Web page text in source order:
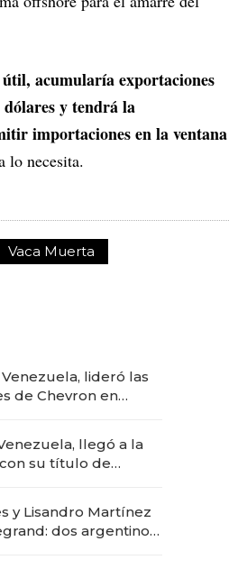
acumularía exportaciones
y tendrá la
importaciones en la ventana
lo necesita.
Vaca Muerta
lideró las
de Chevron en
llegó a la
su título de
"fast premium"
y Lisandro Martínez
dos argentinos